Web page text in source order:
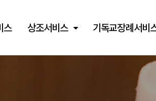
스 상조서비스 기독교장례서비